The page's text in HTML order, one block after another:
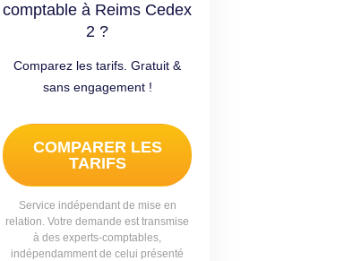
comptable à Reims Cedex
2 ?
Comparez les tarifs. Gratuit &
sans engagement !
COMPARER LES
TARIFS
Service indépendant de mise en
relation. Votre demande est transmise
à des experts-comptables,
indépendamment de celui présenté